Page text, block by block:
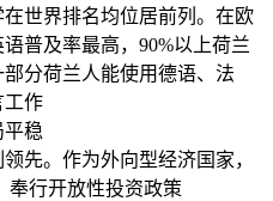
世界排名均位居前列。在欧
普及率最高，90%以上荷兰
分荷兰人能使用德语、法
工作
平稳
先。作为外向型经济国家，
奉行开放性投资政策